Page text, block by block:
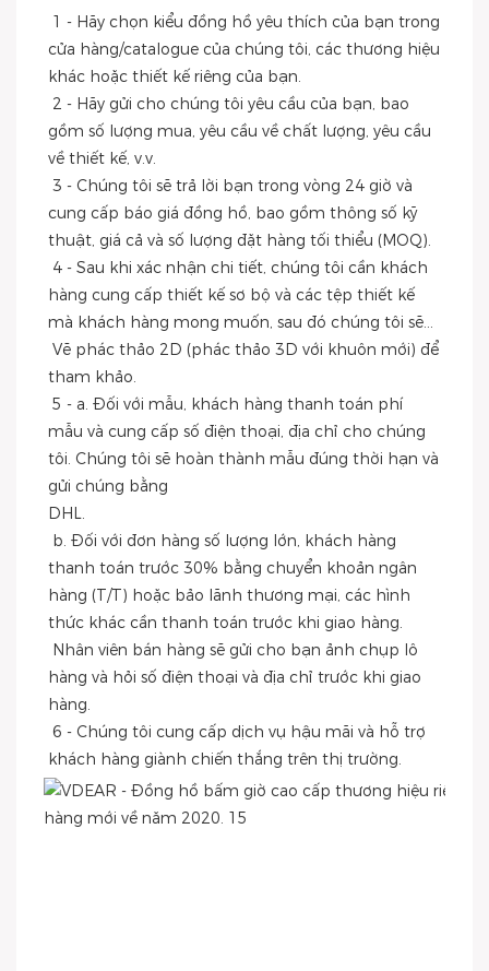
1 - Hãy chọn kiểu đồng hồ yêu thích của bạn trong
cửa hàng/catalogue của chúng tôi, các thương hiệu
khác hoặc thiết kế riêng của bạn.
gồm số lượng mua, yêu cầu về chất lượng, yêu cầu
về thiết kế, v.v.
cung cấp báo giá đồng hồ, bao gồm thông số kỹ
thuật, giá cả và số lượng đặt hàng tối thiểu (MOQ).
hàng cung cấp thiết kế sơ bộ và các tệp thiết kế
mà khách hàng mong muốn, sau đó chúng tôi sẽ...
tham khảo.
mẫu và cung cấp số điện thoại, địa chỉ cho chúng
tôi. Chúng tôi sẽ hoàn thành mẫu đúng thời hạn và
gửi chúng bằng
DHL.
thanh toán trước 30% bằng chuyển khoản ngân
hàng (T/T) hoặc bảo lãnh thương mại, các hình
thức khác cần thanh toán trước khi giao hàng.
hàng và hỏi số điện thoại và địa chỉ trước khi giao
hàng.
khách hàng giành chiến thắng trên thị trường.